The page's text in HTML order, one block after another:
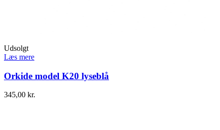
Udsolgt
Læs mere
Orkide model K20 lyseblå
345,00 kr.